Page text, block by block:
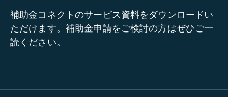
補助金コネクトのサービス資料をダウンロードい
ただけます。補助金申請をご検討の方はぜひご一
読ください。